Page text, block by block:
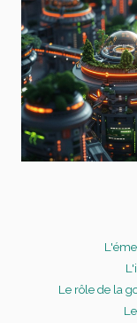
Le rôle de la